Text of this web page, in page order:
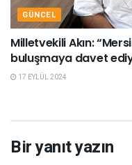
GÜNCEL
Milletvekili Akın:
buluşmaya davet
17 EYLÜL 2024
Bir yanıt yazın